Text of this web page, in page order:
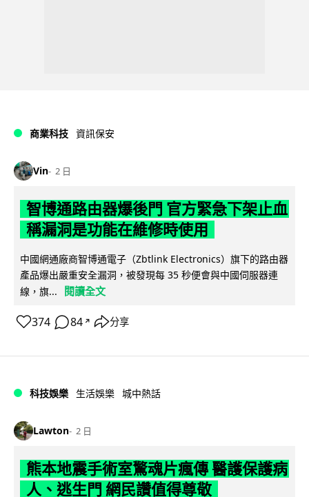
商業科技 資訊保安
Vin 2 日
智博通路由器爆後門 官方緊急下架止血
稱漏洞是功能在維修時使用
中國網通廠商智博通電子（Zbtlink Electronics）旗下的路由器
產品爆出嚴重安全漏洞，被發現每 35 秒便會與中國伺服器連
線，旗...
閱讀全文
374 84 ↗ 分享
科技娛樂 生活娛樂 城中熱話
Lawton 2 日
熊本地震手術室驚魂片瘋傳 醫護保護病
人、逃生門 網民讚值得尊敬